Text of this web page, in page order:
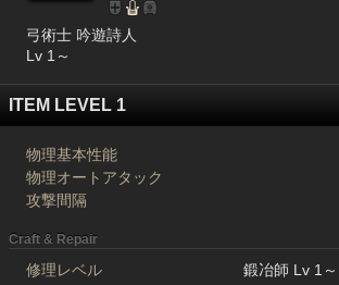
弓術士 吟遊詩人
Lv 1～
ITEM LEVEL 1
物理基本性能
物理オートアタック
攻撃間隔
Craft & Repair
修理レベル
鍛冶師 Lv 1～